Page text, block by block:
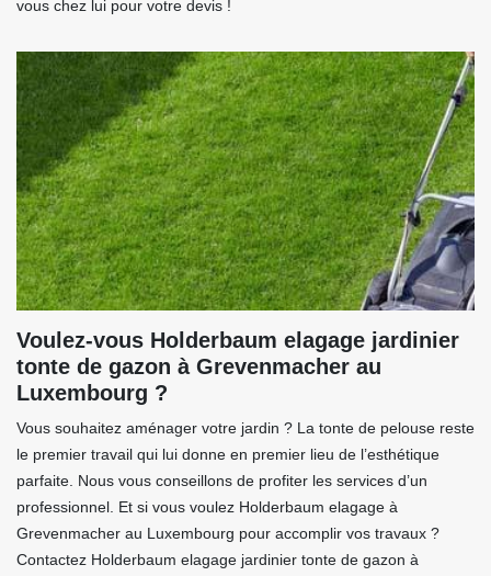
vous chez lui pour votre devis !
Voulez-vous Holderbaum elagage jardinier
tonte de gazon à Grevenmacher au
Luxembourg ?
Vous souhaitez aménager votre jardin ? La tonte de pelouse reste
le premier travail qui lui donne en premier lieu de l’esthétique
parfaite. Nous vous conseillons de profiter les services d’un
professionnel. Et si vous voulez Holderbaum elagage à
Grevenmacher au Luxembourg pour accomplir vos travaux ?
Contactez Holderbaum elagage jardinier tonte de gazon à